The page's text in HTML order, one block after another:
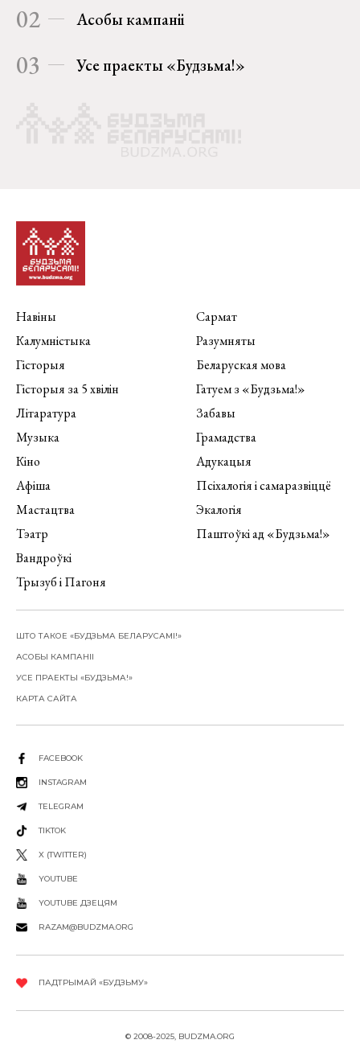
02 Асобы кампаніі
03 Усе праекты «Будзьма!»
Навіны
Калумністыка
Гісторыя
Гісторыя за 5 хвілін
Літаратура
Музыка
Кіно
Афіша
Мастацтва
Тэатр
Вандроўкі
Трызуб і Пагоня
Сармат
Разумняты
Беларуская мова
Гатуем з «Будзьма!»
Забавы
Грамадства
Адукацыя
Псіхалогія і самаразвіццё
Экалогія
Паштоўкі ад «Будзьма!»
ШТО ТАКОЕ «БУДЗЬМА БЕЛАРУСАМІ!»
АСОБЫ КАМПАНІІ
УСЕ ПРАЕКТЫ «БУДЗЬМА!»
КАРТА САЙТА
FACEBOOK
INSTAGRAM
TELEGRAM
TIKTOK
X (TWITTER)
YOUTUBE
YOUTUBE ДЗЕЦЯМ
RAZAM@BUDZMA.ORG
ПАДТРЫМАЙ «БУДЗЬМУ»
© 2008-2025, BUDZMA.ORG